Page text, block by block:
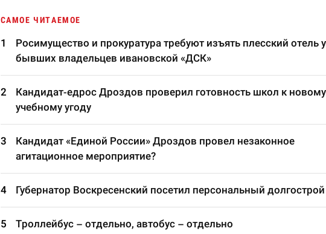
САМОЕ ЧИТАЕМОЕ
Росимущество и прокуратура требуют изъять плесский отель у
бывших владельцев ивановской «ДСК»
Кандидат-едрос Дроздов проверил готовность школ к новому
учебному угоду
Кандидат «Единой России» Дроздов провел незаконное
агитационное мероприятие?
Губернатор Воскресенский посетил персональный долгострой
Троллейбус – отдельно, автобус – отдельно